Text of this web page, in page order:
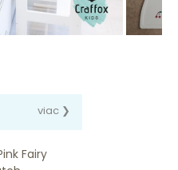
viac ❯
Fairy